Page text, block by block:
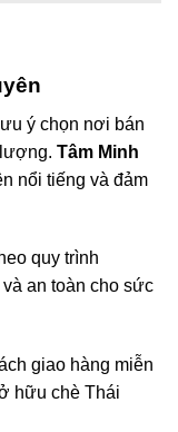
ý chọn nơi bán
Tâm Minh
nổi tiếng và đảm
quy trình
an toàn cho sức
giao hàng miễn
hữu chè Thái